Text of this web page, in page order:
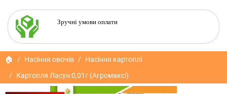
Зручні умови оплати
🏠 Насіння овочів
Насіння картоплі
Картопля Ласун 0,01г (Агромаксі)